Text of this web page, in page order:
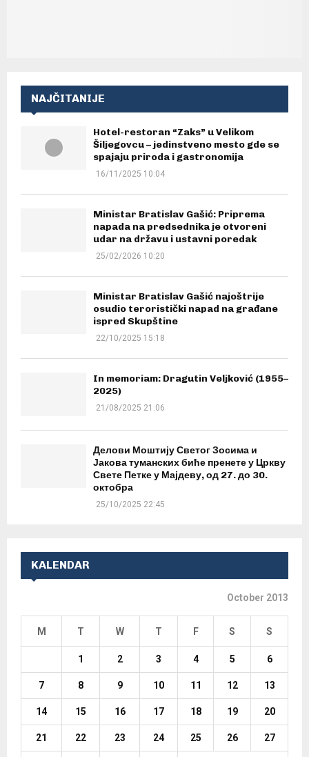
NAJČITANIJE
Hotel-restoran “Zaks” u Velikom
Šiljegovcu – jedinstveno mesto gde se
spajaju priroda i gastronomija
16/11/2025 10:04
Ministar Bratislav Gašić: Priprema
napada na predsednika je otvoreni
udar na državu i ustavni poredak
25/02/2026 10:20
Ministar Bratislav Gašić najoštrije
osudio teroristički napad na građane
ispred Skupštine
22/10/2025 15:18
In memoriam: Dragutin Veljković (1955–
2025)
21/08/2025 21:06
Делови Моштију Светог Зосима и
Јакова туманских биће пренете у Цркву
Свете Петке у Мајдеву, од 27. до 30.
октобра
25/10/2025 22:45
KALENDAR
October 2013
M T W T F S S
1 2 3 4 5 6
7 8 9 10 11 12 13
14 15 16 17 18 19 20
21 22 23 24 25 26 27